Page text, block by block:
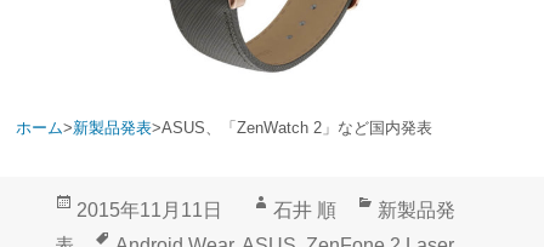
ホーム>新製品発表>ASUS、「ZenWatch 2」など国内発表
投
2015年11月11日
作
石井 順
カ
新製品発